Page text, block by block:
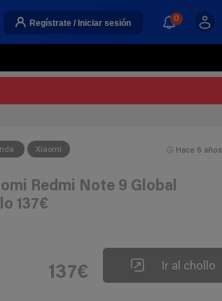
Regístrate / Iniciar sesión 0
Xiaomi Hace 6 años
Redmi Note 9 Global
137€
137€ Ir al chollo